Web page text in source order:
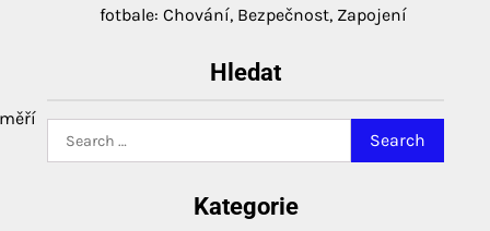
fotbale: Chování, Bezpečnost, Zapojení
Hledat
for:
Kategorie